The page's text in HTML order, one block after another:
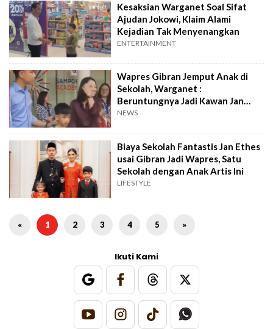
Kesaksian Warganet Soal Sifat
Ajudan Jokowi, Klaim Alami
Kejadian Tak Menyenangkan
ENTERTAINMENT
Wapres Gibran Jemput Anak di
Sekolah, Warganet :
Beruntungnya Jadi Kawan Jan
Ethes
NEWS
Biaya Sekolah Fantastis Jan Ethes
usai Gibran Jadi Wapres, Satu
Sekolah dengan Anak Artis Ini
LIFESTYLE
« 1 2 3 4 5 »
Ikuti Kami